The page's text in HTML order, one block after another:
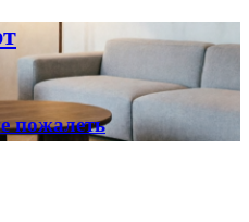
пожалеть